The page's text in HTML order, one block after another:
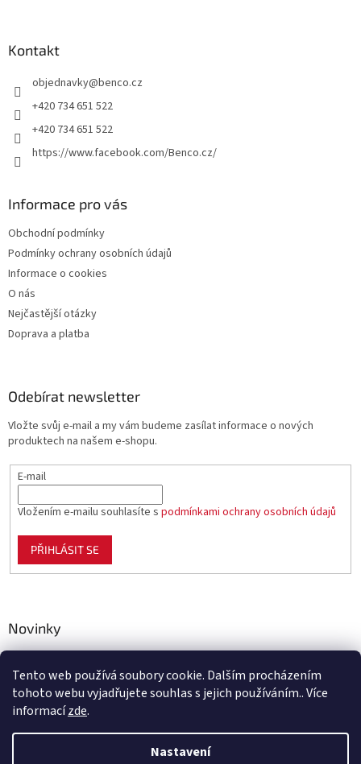
Tento web používá soubory cookie. Dalším procházením
tohoto webu vyjadřujete souhlas s jejich používáním.. Více
informacízde.
Nastavení
Kontakt
objednavky@benco.cz
+420 734 651 522
+420 734 651 522
https://www.facebook.com/Benco.cz/
Informace pro vás
Obchodní podmínky
Podmínky ochrany osobních údajů
Informace o cookies
O nás
Nejčastější otázky
Doprava a platba
Odebírat newsletter
Vložte svůj e-mail a my vám budeme zasílat informace o nových
produktech na našem e-shopu.
E-mail
Vložením e-mailu souhlasíte s podmínkami ochrany osobních údajů
PŘIHLÁSIT SE
Novinky
zahradu, chov i domácnost